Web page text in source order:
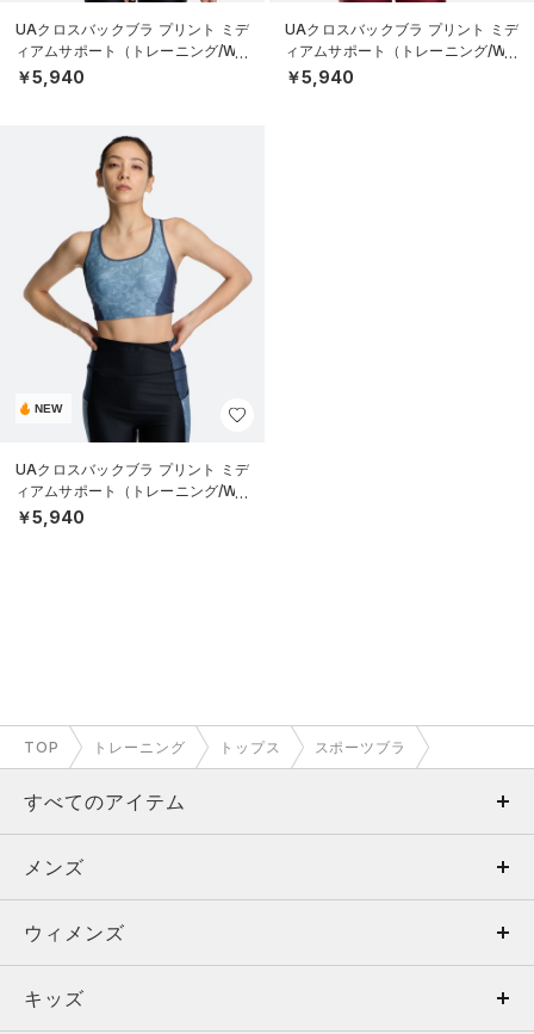
UAクロスバックブラ プリント ミデ
ィアムサポート（トレーニング/WO
MEN）
￥5,940
UAクロスバックブラ プリント ミデ
ィアムサポート（トレーニング/WO
MEN）
￥5,940
NEW
UAクロスバックブラ プリント ミデ
ィアムサポート（トレーニング/WO
MEN）
￥5,940
TOP トレーニング トップス スポーツブラ
すべてのアイテム
メンズ
ウィメンズ
キッズ
メンズ
トップス
ボトムス
ウィメンズ
トップス
キッズ